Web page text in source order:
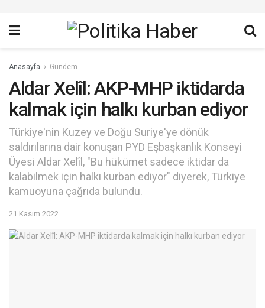
Anasayfa Gündem
Aldar Xelîl: AKP-MHP iktidarda
kalmak için halkı kurban ediyor
Türkiye'nin Kuzey ve Doğu Suriye'ye dönük
saldırılarına dair konuşan PYD Eşbaşkanlık Konseyi
Üyesi Aldar Xelîl, "Bu hükümet sadece iktidar da
kalabilmek için halkı kurban ediyor" diyerek, Türkiye
kamuoyuna çağrıda bulundu.
21 Kasım 2022